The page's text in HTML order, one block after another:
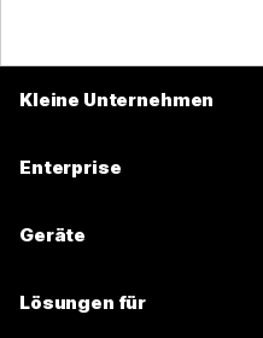
Kleine Unternehmen
Enterprise
Geräte
Lösungen für